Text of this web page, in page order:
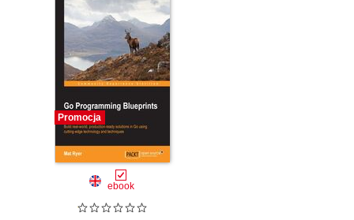
Promocja
ebook